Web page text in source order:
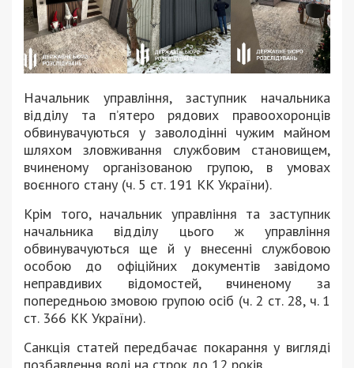
Начальник управління, заступник начальника
відділу та п’ятеро рядових правоохоронців
обвинувачуються у заволодінні чужим майном
шляхом зловживання службовим становищем,
вчиненому організованою групою, в умовах
воєнного стану (ч. 5 ст. 191 КК України).
Крім того, начальник управління та заступник
начальника відділу цього ж управління
обвинувачуються ще й у внесенні службовою
особою до офіційних документів завідомо
неправдивих відомостей, вчиненому за
попередньою змовою групою осіб (ч. 2 ст. 28, ч. 1
ст. 366 КК України).
Санкція статей передбачає покарання у вигляді
позбавлення волі на строк до 12 років.